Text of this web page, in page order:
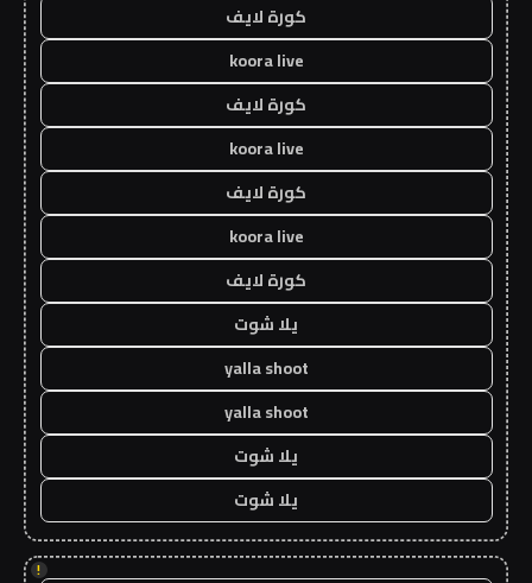
كورة لايف
koora live
كورة لايف
koora live
كورة لايف
koora live
كورة لايف
يلا شوت
yalla shoot
yalla shoot
يلا شوت
يلا شوت
!